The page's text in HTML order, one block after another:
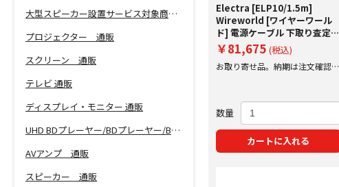
大型スピーカー設置サービス対象商品！
プロジェクター 通販
スクリーン 通販
テレビ 通販
ディスプレイ・モニター 通販
UHD BDプレーヤー/BDプレーヤー/BDレコーダー 通販
AVアンプ 通販
スピーカー 通販
Electra [ELP10/1.5m]
Wireworld [ワイヤーワール
ド] 電源ケーブル 下取り査定額
20%アップ実施中！
￥81,675 (税込)
お取り寄せ品。納期は注文確認後
数量
カートに入れる